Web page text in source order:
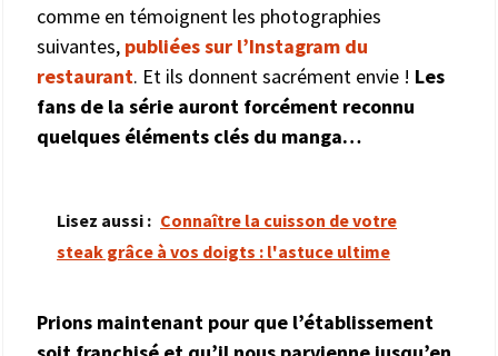
comme en témoignent les photographies
suivantes, publiées sur l’Instagram du
restaurant. Et ils donnent sacrément envie ! Les
fans de la série auront forcément reconnu
quelques éléments clés du manga…
Lisez aussi : Connaître la cuisson de votre
steak grâce à vos doigts : l'astuce ultime
Prions maintenant pour que l’établissement